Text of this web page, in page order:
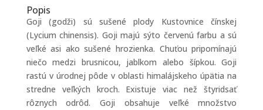
Popis
Goji (godži) sú sušené plody Kustovnice čínskej
(Lycium chinensis). Goji majú sýto červenú farbu a sú
veľké asi ako sušené hrozienka. Chuťou pripomínajú
niečo medzi brusnicou, jablkom alebo šípkou. Goji
rastú v úrodnej pôde v oblasti himalájskeho úpätia na
stredne veľkých kroch. Existuje viac než štyridsať
rôznych odrôd. Goji obsahuje veľké množstvo